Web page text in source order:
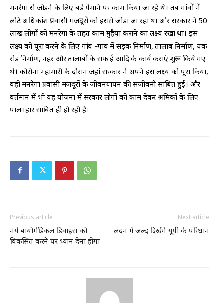
मनरेगा से जोड़ने के लिए बड़े पैमाने पर काम किया जा रहे थे। तब गांवों में
लौटे अधिकांश प्रवासी मजदूरों को इससे जोड़ा जा रहा था और सरकार ने 50
लाख लोगों को मनरेगा के तहत काम मुहैया कराने का लक्ष्य रखा था। इस
लक्ष्य को पूरा करने के लिए गांव -गांव में सड़क निर्माण, तालाब निर्माण, चक
रोड निर्माण, नहर और तालाबों के सफाई आदि के कार्य कराएं शुरू किये गए
थे। कोरोना महामारी के दौरान जहां सरकार ने अपने इस लक्ष्य को पूरा किया,
वही मनरेगा प्रवासी मजदूरों के जीवनयापन की संजीवनी साबित हुई। और
वर्तमान में भी यह योजना में सरकार लोगों को काम देकर श्रमिकों के लिए
पालनहार साबित ही हो रही है।
Previous article
नये बायोमेडिकल डिवाइस को
विकसित करने पर ध्यान देना होगा
Next article
लंदन में जल्‍द दिखेंगे यूपी के परिधान